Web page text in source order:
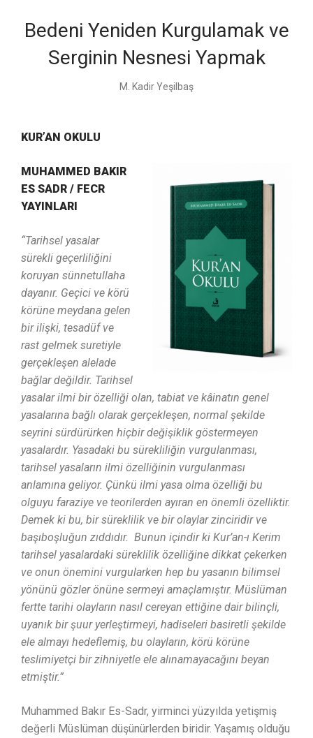
Bedeni Yeniden Kurgulamak ve
Serginin Nesnesi Yapmak
M. Kadir Yeşilbaş
KUR’AN OKULU
MUHAMMED BAKIR
ES SADR / FECR
YAYINLARI
“Tarihsel yasalar
sürekli geçerliliğini
koruyan sünnetullaha
dayanır. Geçici ve körü
körüne meydana gelen
bir ilişki, tesadüf ve
rast gelmek suretiyle
gerçekleşen alelade
bağlar değildir. Tarihsel
yasalar ilmi bir özelliği olan, tabiat ve kâinatın genel
yasalarına bağlı olarak gerçekleşen, normal şekilde
seyrini sürdürürken hiçbir değişiklik göstermeyen
yasalardır. Yasadaki bu sürekliliğin vurgulanması,
tarihsel yasaların ilmi özelliğinin vurgulanması
anlamına geliyor. Çünkü ilmi yasa olma özelliği bu
olguyu faraziye ve teorilerden ayıran en önemli özelliktir.
Demek ki bu, bir süreklilik ve bir olaylar zinciridir ve
başıboşluğun zıddıdır. Bunun içindir ki Kur’an-ı Kerim
tarihsel yasalardaki süreklilik özelliğine dikkat çekerken
ve onun önemini vurgularken hep bu yasanın bilimsel
yönünü gözler önüne sermeyi amaçlamıştır. Müslüman
fertte tarihi olayların nasıl cereyan ettiğine dair bilinçli,
uyanık bir şuur yerleştirmeyi, hadiseleri basiretli şekilde
ele almayı hedeflemiş, bu olayların, körü körüne
teslimiyetçi bir zihniyetle ele alınamayacağını beyan
etmiştir.”
Muhammed Bakır Es-Sadr, yirminci yüzyılda yetişmiş
değerli Müslüman düşünürlerden biridir. Yaşamış olduğu